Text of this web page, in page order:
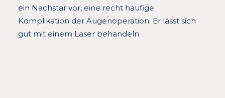
ein Nachstar vor, eine recht häufige
Komplikation der Augenoperation. Er lässt sich
gut mit einem Laser behandeln.